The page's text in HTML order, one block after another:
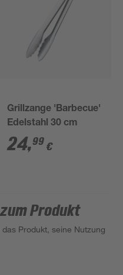
Grillzange 'Barbecue'
Edelstahl 30 cm
24,99 €
Produkt
Produkt, seine Nutzung